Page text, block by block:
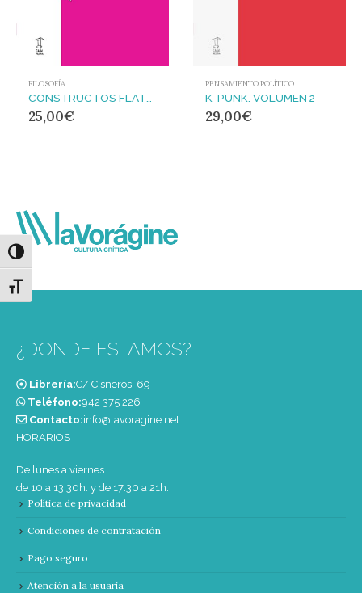
Alternar alto contraste
Alternar tamaño de letra
FILOSOFÍA
25,00€
PENSAMIENTO POLÍTICO
K-PUNK. VOLUMEN 2
29,00€
¿DONDE ESTAMOS?
Librería:C/ Cisneros, 69
Teléfono:‭942 375 226‬
Contacto:info@lavoragine.net
HORARIOS
De lunes a viernes
de 10 a 13:30h. y de 17:30 a 21h.
Política de privacidad
Condiciones de contratación
Pago seguro
Atención a la usuaria